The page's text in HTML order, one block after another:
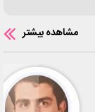
مشاهده بیشتر